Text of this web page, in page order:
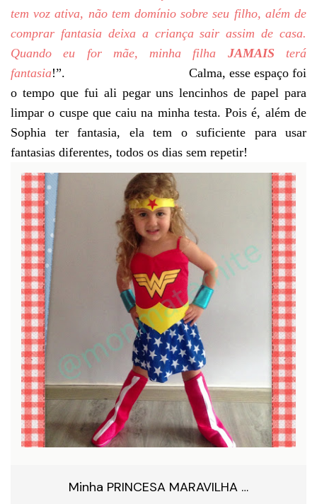
tem voz ativa, não tem domínio sobre seu filho, além de
comprar fantasia deixa a criança sair assim de casa.
Quando eu for mãe, minha filha JAMAIS terá
fantasia!”. Calma, esse espaço foi
o tempo que fui ali pegar uns lencinhos de papel para
limpar o cuspe que caiu na minha testa. Pois é, além de
Sophia ter fantasia, ela tem o suficiente para usar
fantasias diferentes, todos os dias sem repetir!
Minha PRINCESA MARAVILHA …